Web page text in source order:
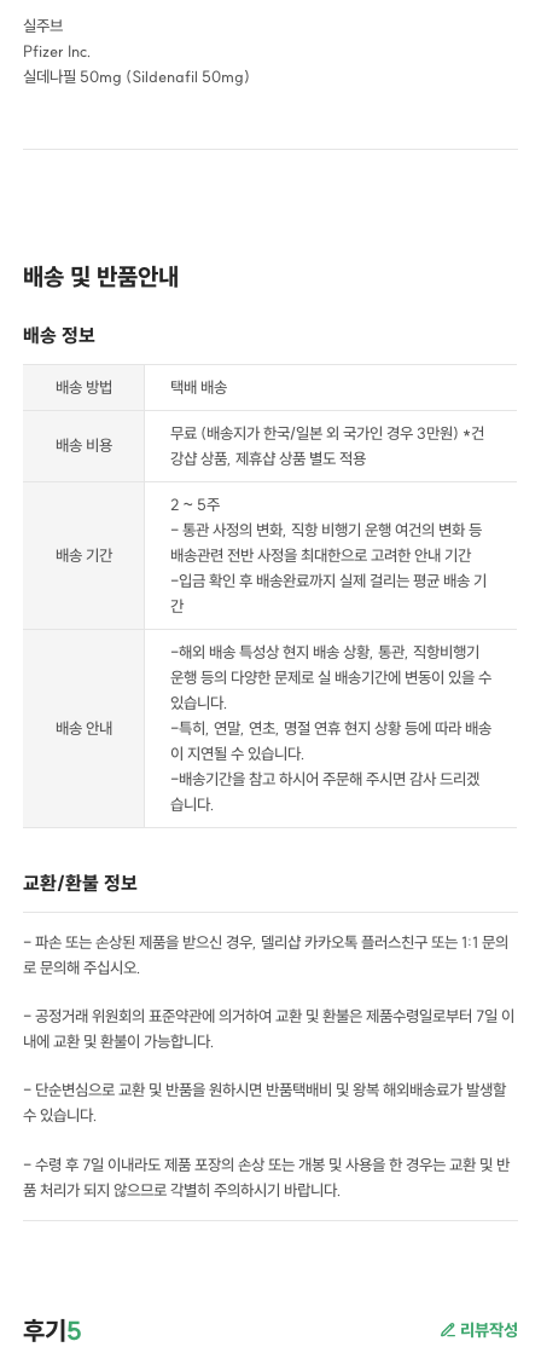
실주브
Pfizer Inc.
실데나필 50mg (Sildenafil 50mg)
배송 및 반품안내
배송 정보
배송 방법 택배 배송
배송 비용
무료 (배송지가 한국/일본 외 국가인 경우 3만원) *건
강샵 상품, 제휴샵 상품 별도 적용
배송 기간
2 ~ 5주
- 통관 사정의 변화, 직항 비행기 운행 여건의 변화 등
배송관련 전반 사정을 최대한으로 고려한 안내 기간
-입금 확인 후 배송완료까지 실제 걸리는 평균 배송 기
간
배송 안내
-해외 배송 특성상 현지 배송 상황, 통관, 직항비행기
운행 등의 다양한 문제로 실 배송기간에 변동이 있을 수
있습니다.
-특히, 연말, 연초, 명절 연휴 현지 상황 등에 따라 배송
이 지연될 수 있습니다.
-배송기간을 참고 하시어 주문해 주시면 감사 드리겠
습니다.
교환/환불 정보
- 파손 또는 손상된 제품을 받으신 경우, 델리샵 카카오톡 플러스친구 또는 1:1 문의
로 문의해 주십시오.
- 공정거래 위원회의 표준약관에 의거하여 교환 및 환불은 제품수령일로부터 7일 이
내에 교환 및 환불이 가능합니다.
- 단순변심으로 교환 및 반품을 원하시면 반품택배비 및 왕복 해외배송료가 발생할
수 있습니다.
- 수령 후 7일 이내라도 제품 포장의 손상 또는 개봉 및 사용을 한 경우는 교환 및 반
품 처리가 되지 않으므로 각별히 주의하시기 바랍니다.
후기5 리뷰작성